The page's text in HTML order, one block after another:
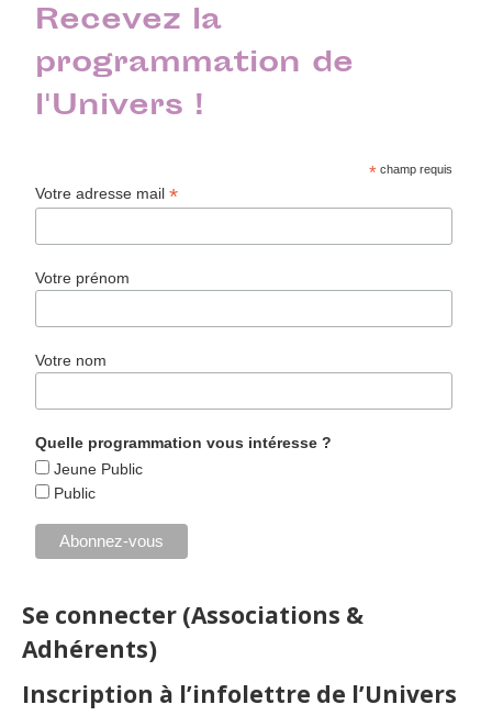
Recevez la
programmation de
l'Univers !
* champ requis
Votre adresse mail*
Votre prénom
Votre nom
Quelle programmation vous intéresse ?
Jeune Public
Public
Se connecter (Associations &
Adhérents)
Inscription à l’infolettre de l’Univers